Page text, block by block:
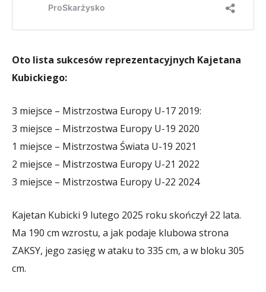
Oto lista sukcesów reprezentacyjnych Kajetana
Kubickiego:
3 miejsce – Mistrzostwa Europy U-17 2019:
3 miejsce – Mistrzostwa Europy U-19 2020
1 miejsce – Mistrzostwa Świata U-19 2021
2 miejsce – Mistrzostwa Europy U-21 2022
3 miejsce – Mistrzostwa Europy U-22 2024
Kajetan Kubicki 9 lutego 2025 roku skończył 22 lata.
Ma 190 cm wzrostu, a jak podaje klubowa strona
ZAKSY, jego zasięg w ataku to 335 cm, a w bloku 305
cm.